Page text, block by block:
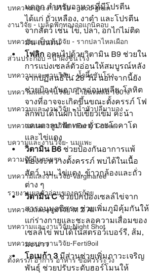
บทความและงานวิจัย - good-grain
งานวิจัย - เมล็ดฟักทองออแกนิคอบ
บทความและงานวิจัย - รากปลาไหลเผือก
ส่วนประกอบ - น้ำผึ้งชันโรง
บทความและงานวิจัย - น้ำผึ้งชันโรง
บทความและงานวิจัย -น้ำอินทผลัม 100%
บทความและงานวิจัย - น้ำหัวปลีมามอง
บทความและงานวิจัย - Ferty Coffee
บความและงานวิจัย- นมแพะ
ความรู้ผู้มีบุตรยาก
บทความและงานวิจัย-Varginaree
รายงานผลตัวอ่อนของครูก้อย
บทความและงานวิจัย-M Z All
บทความและงานวิจัย-Night Shot
บทความและงานวิจัย-Ferti9oil
ตั้งครรภ์ อาการ อาหาร ข้อควรระวัง
มดลูก สำหรับอาหารที่มีโปรตีน
ได้แก่ ถั่วเหลือง, งาดำ และโปรตีน
จากสัตว์ เช่น ไข่, ปลา, อกไก่ไม่ติด
มัน เป็นต้น
โฟลิก อุดมไปด้วยวิตามิน B9 ช่วยใน
การแบ่งเซลล์ตัวอ่อนให้สมบูรณ์หลัง
จากปฏิสนธิใน 28 วัน นอกจากนี้ยัง
ช่วยป้องกันอาการอ่อนเพลีย, โลหิต
จางที่อาจจะเกิดขึ้นขณะตั้งครรภ์ โฟ
ลิกพบได้ในผักใบเขียวเข้ม คะน้า
แคนตาลูป ฟักทอง ถั่ว อะโวคาโด
และไข่แดง
วิตามิน B6 ช่วยป้องกันอาการแพ้
ท้องระหว่างตั้งครรภ์ พบได้ในเนื้อ
สัตว์, นม, ไข่แดง, ข้าวกล้องและถั่ว
ต่าง ๆ
วิตามิน C ช่วยปกป้องเซลล์ไข่จาก
สารอนุมูลอิสระ ช่วยเพิ่มภูมิคุ้มกันให้
แก่ร่างกายและชะลอความเสื่อมของ
เซลล์ไข่ พบได้ในสตรอว์เบอร์รี, ส้ม,
มะนาว
โอเมก้า 3 มีส่วนช่วยเพิ่มภาวะเจริญ
พันธุ์ ช่วยปรับระดับฮอร์โมนให้